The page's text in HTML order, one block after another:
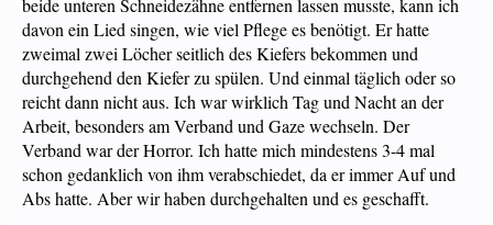
beide unteren Schneidezähne entfernen lassen musste, kann ich
davon ein Lied singen, wie viel Pflege es benötigt. Er hatte
zweimal zwei Löcher seitlich des Kiefers bekommen und
durchgehend den Kiefer zu spülen. Und einmal täglich oder so
reicht dann nicht aus. Ich war wirklich Tag und Nacht an der
Arbeit, besonders am Verband und Gaze wechseln. Der
Verband war der Horror. Ich hatte mich mindestens 3-4 mal
schon gedanklich von ihm verabschiedet, da er immer Auf und
Abs hatte. Aber wir haben durchgehalten und es geschafft.